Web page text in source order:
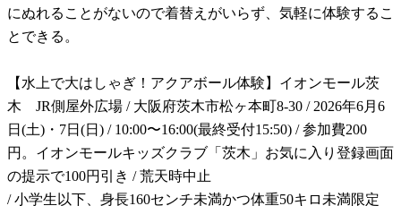
にぬれることがないので着替えがいらず、気軽に体験するこ
とできる。
【水上で大はしゃぎ！アクアボール体験】イオンモール茨
木 JR側屋外広場 / 大阪府茨木市松ヶ本町8-30 / 2026年6月6
日(土)・7日(日) / 10:00〜16:00(最終受付15:50) / 参加費200
円。イオンモールキッズクラブ「茨木」お気に入り登録画面
の提示で100円引き / 荒天時中止
/ 小学生以下、身長160センチ未満かつ体重50キロ未満限定